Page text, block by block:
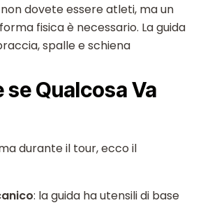
dovete essere atleti, ma un
fisica è necessario. La guida
spalle e schiena
se Qualcosa Va
durante il tour, ecco il
: la guida ha utensili di base